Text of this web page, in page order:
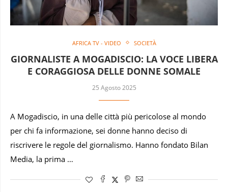
AFRICA TV - VIDEO SOCIETÀ
GIORNALISTE A MOGADISCIO: LA VOCE LIBERA
E CORAGGIOSA DELLE DONNE SOMALE
25 Agosto 2025
A Mogadiscio, in una delle città più pericolose al mondo
per chi fa informazione, sei donne hanno deciso di
riscrivere le regole del giornalismo. Hanno fondato Bilan
Media, la prima …